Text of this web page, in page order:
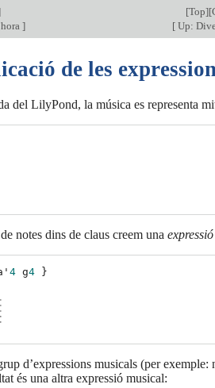
[Top][
] [Up:
de les
del LilyPond, la música es representa
notes dins de claus creem una
4 g4 }
d’expressions musicals (per
és una altra expressió musical: